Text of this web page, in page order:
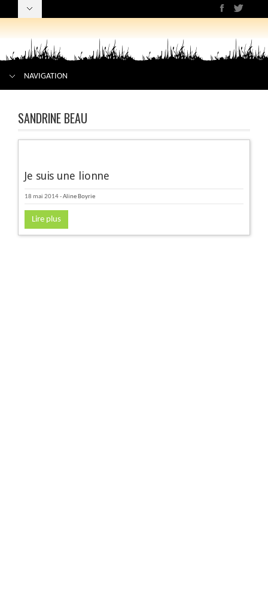
NAVIGATION
SANDRINE BEAU
Je suis une lionne
18 mai 2014-Aline Boyrie
Lire plus